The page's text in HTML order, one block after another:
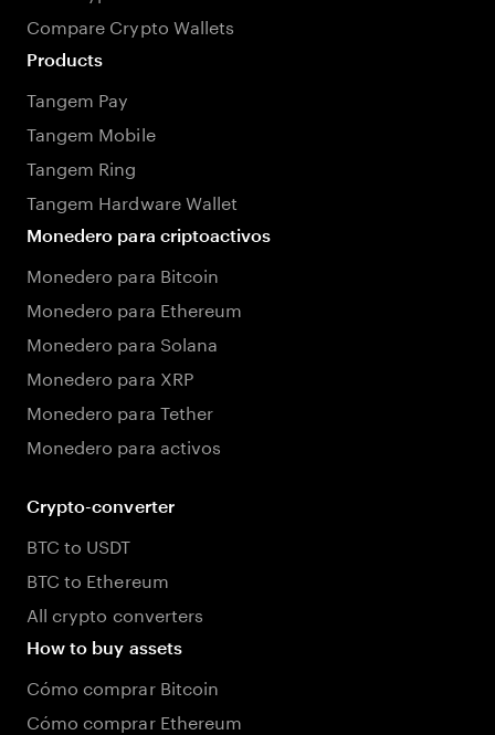
Compare Crypto Wallets
Products
Tangem Pay
Tangem Mobile
Tangem Ring
Tangem Hardware Wallet
Monedero para criptoactivos
Monedero para Bitcoin
Monedero para Ethereum
Monedero para Solana
Monedero para XRP
Monedero para Tether
Monedero para activos
Crypto-converter
BTC to USDT
BTC to Ethereum
All crypto converters
How to buy assets
Cómo comprar Bitcoin
Cómo comprar Ethereum